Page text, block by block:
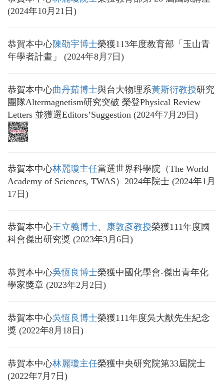
(2024年10月21日)
恭賀本中心陳劭宇博士榮獲113年度教育部「玉山青
年學者計畫」 (2024年8月7日)
恭賀本中心曲丹茹博士與台大物理系黃斯衍教授研究
團隊Altermagnetism研究突破 榮登Physical Review
Letters 並獲選Editors’Suggestion (2024年7月29日)
恭賀本中心林麗瓊主任當選世界科學院（The World
Academy of Sciences, TWAS）2024年院士 (2024年1月
17日)
恭賀本中心王立義博士、 康敦彥教授榮獲111年度國
科會傑出研究獎 (2023年3月6日)
恭賀本中心吳恆良博士榮獲中國化學會-傑出青年化
學家獎章 (2023年2月2日)
恭賀本中心吳恆良博士榮獲111年度吳大猷先生紀念
獎 (2022年8月18日)
恭賀本中心林麗瓊主任榮獲中央研究院第33屆院士
(2022年7月7日)